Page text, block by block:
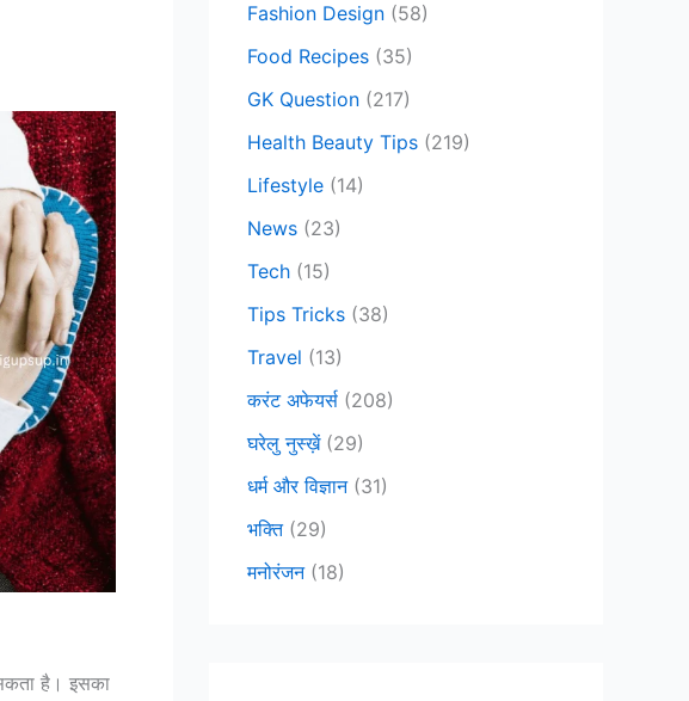
है। इसका
r
:
Fashion Design (58)
Food Recipes (35)
GK Question (217)
Health Beauty Tips (219)
Lifestyle (14)
News (23)
Tech (15)
Tips Tricks (38)
Travel (13)
करंट अफेयर्स (208)
घरेलु नुस्ख़ें(29)
धर्म और विज्ञान(31)
भक्ति(29)
मनोरंजन(18)